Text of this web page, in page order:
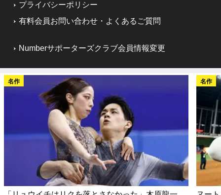
プライバシーポリシー
有料会員お問い合わせ・よくあるご質問
Numberサポーターズクラブ会員情報変更
名作 名作